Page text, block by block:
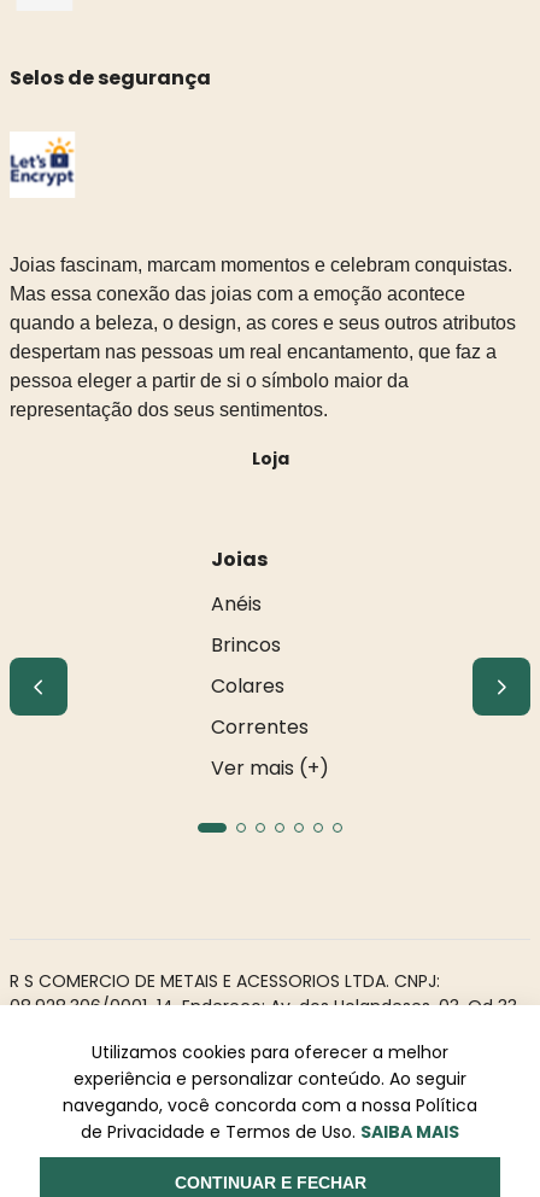
Selos de segurança
Joias fascinam, marcam momentos e celebram conquistas.
Mas essa conexão das joias com a emoção acontece
quando a beleza, o design, as cores e seus outros atributos
despertam nas pessoas um real encantamento, que faz a
pessoa eleger a partir de si o símbolo maior da
representação dos seus sentimentos.
Loja
Joias
Anéis
Brincos
Colares
Correntes
Ver mais (+)
R S COMERCIO DE METAIS E ACESSORIOS LTDA. CNPJ:
08.928.306/0001-14. Endereço: Av. dos Holandeses, 03, Qd 33,
Todos os direitos reservados à Rosa Rio - As informações não
podem ser reproduzidas total ou parcialmente sem
autorização prévia.
Powered by Desenvolvido
Utilizamos cookies para oferecer a melhor
experiência e personalizar conteúdo. Ao seguir
navegando, você concorda com a nossa Política
de Privacidade e Termos de Uso. SAIBA MAIS
CONTINUAR E FECHAR